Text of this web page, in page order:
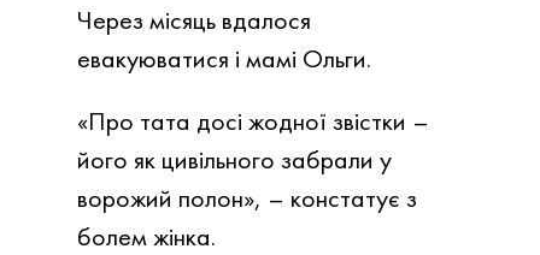
Через місяць вдалося
евакуюватися і мамі Ольги.
«Про тата досі жодної звістки –
його як цивільного забрали у
ворожий полон», – констатує з
болем жінка.